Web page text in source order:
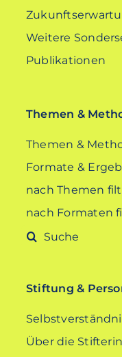
Weitere
Publikationen
Themen &
Themen &
Formate &
nach Themen
nach Formaten
Suche
Stiftung &
Über die Stifterin